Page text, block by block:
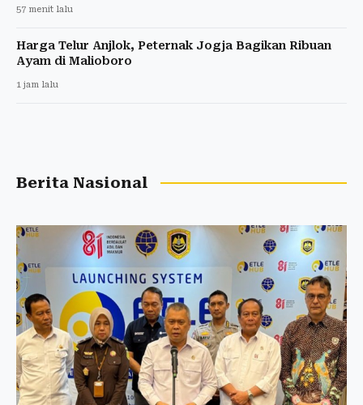
57 menit lalu
Harga Telur Anjlok, Peternak Jogja Bagikan Ribuan
Ayam di Malioboro
1 jam lalu
Berita Nasional